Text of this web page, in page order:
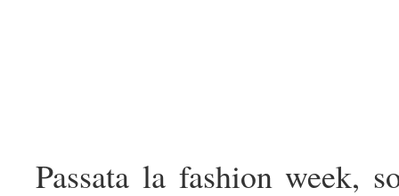
Passata la fashion week,